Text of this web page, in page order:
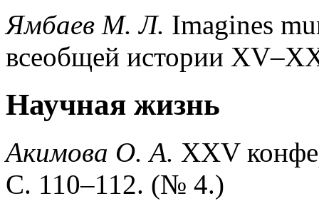
Ямбаев М. Л. Imagines
всеобщей истории
Научная жизнь
Акимова О. А. XXV
С. 110–112. (№ 4.)